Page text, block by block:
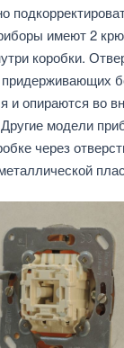
имеют 2
коробки.
придерживающих
и опираются во
модели
через